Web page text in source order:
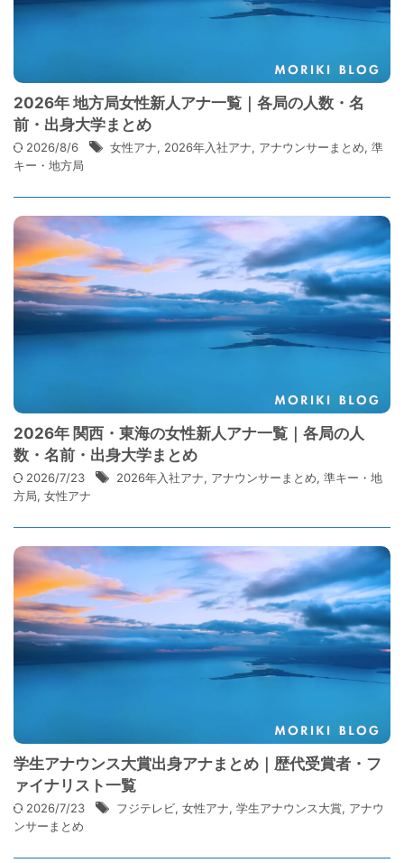
2026年 地方局女性新人アナ一覧｜各局の人数・名
前・出身大学まとめ
2026/8/6 女性アナ, 2026年入社アナ, アナウンサーまとめ, 準
キー・地方局
2026年 関西・東海の女性新人アナ一覧｜各局の人
数・名前・出身大学まとめ
2026/7/23 2026年入社アナ, アナウンサーまとめ, 準キー・地
方局, 女性アナ
学生アナウンス大賞出身アナまとめ｜歴代受賞者・フ
ァイナリスト一覧
2026/7/23 フジテレビ, 女性アナ, 学生アナウンス大賞, アナウ
ンサーまとめ